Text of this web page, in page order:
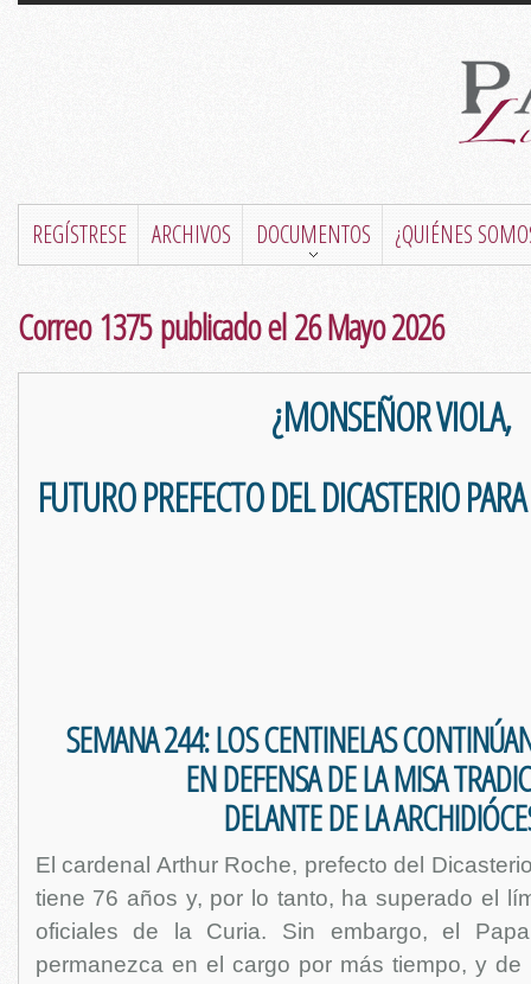
REGÍSTRESE ARCHIVOS DOCUMENTOS ¿QUIÉNES
Correo 1375 publicado el 26 Mayo 2026
¿MONSEÑOR VIOLA,
FUTURO PREFECTO DEL DICASTERIO
SEMANA 244: LOS CENTINELAS
EN DEFENSA DE LA MISA
DELANTE DE LA
El cardenal Arthur Roche, prefecto del
tiene 76 años y, por lo tanto, ha superado el
oficiales de la Curia. Sin embargo, el
permanezca en el cargo por más tiempo, y